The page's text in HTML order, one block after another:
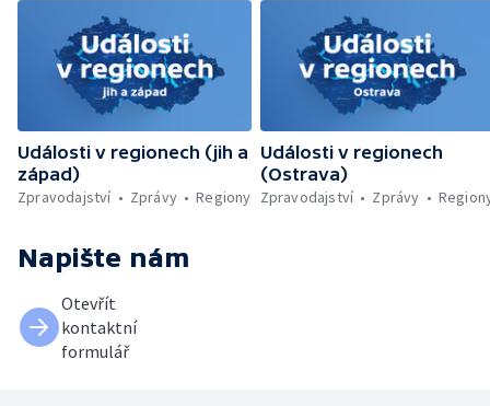
Události v regionech (jih a
západ)
Zpravodajství
Zprávy Regiony
Události v regionech
(Ostrava)
Zpravodajství
Zprávy
Napište nám
Otevřít
kontaktní
formulář